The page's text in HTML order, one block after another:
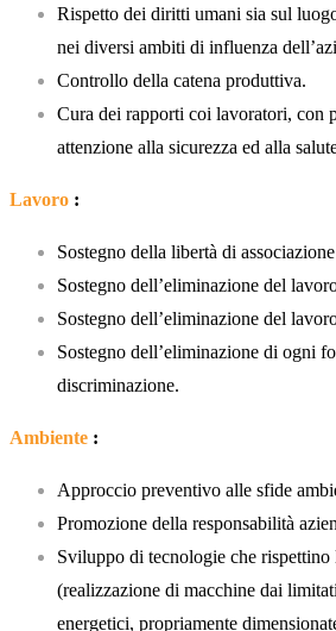
Rispetto dei diritti umani sia sul
nei diversi ambiti di influenza
Controllo della catena produttiva.
Cura dei rapporti coi lavoratori, con
attenzione alla sicurezza ed alla
Lavoro :
Sostegno della libertà di
Sostegno dell’eliminazione del
Sostegno dell’eliminazione del
Sostegno dell’eliminazione di ogni
discriminazione.
Ambiente :
Approccio preventivo alle sfide
Promozione della responsabilità
Sviluppo di tecnologie che rispettino
(realizzazione di macchine dai
energetici, propriamente